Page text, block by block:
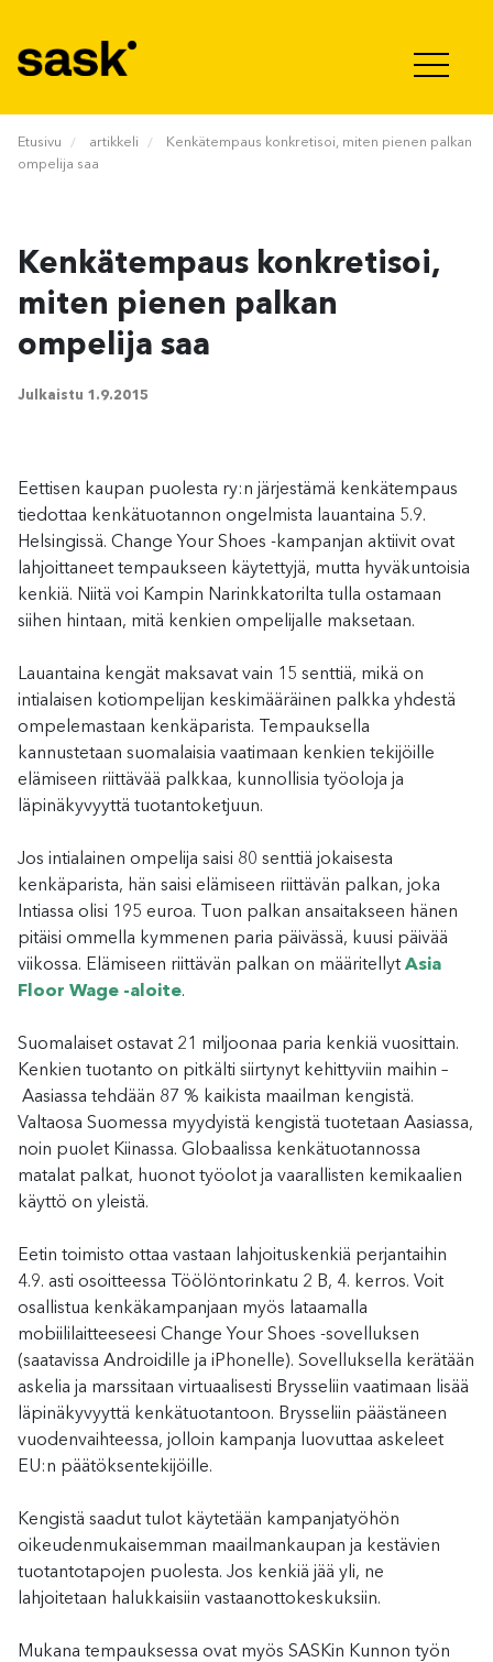
Etusivu artikkeli
Kenkätempaus konkretisoi, miten pienen palkan
ompelija saa
Kenkätempaus konkretisoi,
miten pienen palkan
ompelija saa
Julkaistu 1.9.2015
Eettisen kaupan puolesta ry:n järjestämä kenkätempaus
tiedottaa kenkätuotannon ongelmista lauantaina 5.9.
Helsingissä. Change Your Shoes -kampanjan aktiivit ovat
lahjoittaneet tempaukseen käytettyjä, mutta hyväkuntoisia
kenkiä. Niitä voi Kampin Narinkkatorilta tulla ostamaan
siihen hintaan, mitä kenkien ompelijalle maksetaan.
Lauantaina kengät maksavat vain 15 senttiä, mikä on
intialaisen kotiompelijan keskimääräinen palkka yhdestä
ompelemastaan kenkäparista. Tempauksella
kannustetaan suomalaisia vaatimaan kenkien tekijöille
elämiseen riittävää palkkaa, kunnollisia työoloja ja
läpinäkyvyyttä tuotantoketjuun.
Jos intialainen ompelija saisi 80 senttiä jokaisesta
kenkäparista, hän saisi elämiseen riittävän palkan, joka
Intiassa olisi 195 euroa. Tuon palkan ansaitakseen hänen
pitäisi ommella kymmenen paria päivässä, kuusi päivää
viikossa. Elämiseen riittävän palkan on määritellyt Asia
Floor Wage -aloite.
Suomalaiset ostavat 21 miljoonaa paria kenkiä vuosittain.
Kenkien tuotanto on pitkälti siirtynyt kehittyviin maihin –
Aasiassa tehdään 87 % kaikista maailman kengistä.
Valtaosa Suomessa myydyistä kengistä tuotetaan Aasiassa,
noin puolet Kiinassa. Globaalissa kenkätuotannossa
matalat palkat, huonot työolot ja vaarallisten kemikaalien
käyttö on yleistä.
Eetin toimisto ottaa vastaan lahjoituskenkiä perjantaihin
4.9. asti osoitteessa Töölöntorinkatu 2 B, 4. kerros. Voit
osallistua kenkäkampanjaan myös lataamalla
mobiililaitteeseesi Change Your Shoes -sovelluksen
(saatavissa Androidille ja iPhonelle). Sovelluksella kerätään
askelia ja marssitaan virtuaalisesti Brysseliin vaatimaan lisää
läpinäkyvyyttä kenkätuotantoon. Brysseliin päästäneen
vuodenvaihteessa, jolloin kampanja luovuttaa askeleet
EU:n päätöksentekijöille.
Kengistä saadut tulot käytetään kampanjatyöhön
oikeudenmukaisemman maailmankaupan ja kestävien
tuotantotapojen puolesta. Jos kenkiä jää yli, ne
lahjoitetaan halukkaisiin vastaanottokeskuksiin.
Mukana tempauksessa ovat myös SASKin Kunnon työn